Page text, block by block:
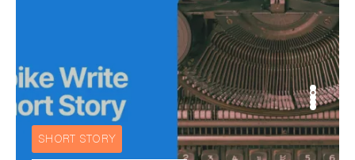
SHORT STORY
BOOKS REVIEW
ARTICLE
INTERVIEW